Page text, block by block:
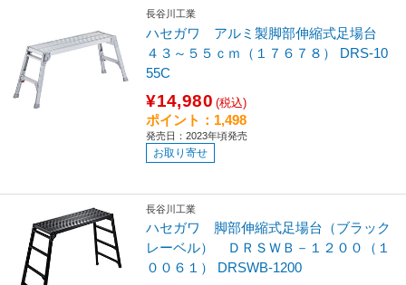
長谷川工業
ハセガワ アルミ製脚部伸縮式足場台
４３～５５ｃｍ（１７６７８） DRS-10
55C
¥14,980 (税込)
ポイント：1,498
発売日：2023年頃発売
お取り寄せ
長谷川工業
ハセガワ 脚部伸縮式足場台（ブラック
レーベル） ＤＲＳＷＢ－１２００（１
００６１） DRSWB-1200